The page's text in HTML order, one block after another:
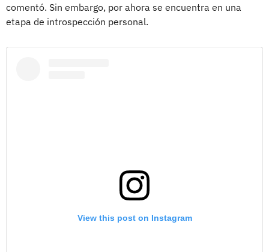
comentó. Sin embargo, por ahora se encuentra en una
etapa de introspección personal.
View this post on Instagram